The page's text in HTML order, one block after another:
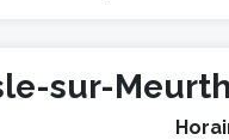
sur-